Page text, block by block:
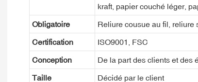
kraft, papier couché léger,
Obligatoire Reliure cousue au fil, reliure
Certification ISO9001, FSC
Conception De la part des clients et des
Taille Décidé par le client